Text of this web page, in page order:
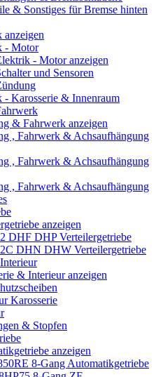
& Sonstiges für Bremse hinten
anzeigen
- Motor
- Motor anzeigen
und Sensoren
- Karosserie & Innenraum
& Fahrwerk anzeigen
, Fahrwerk & Achsaufhängung
, Fahrwerk & Achsaufhängung
, Fahrwerk & Achsaufhängung
anzeigen
DHF DHP Verteilergetriebe
DHN DHW Verteilergetriebe
& Interieur anzeigen
Karosserie
& Stopfen
anzeigen
8-Gang Automatikgetriebe